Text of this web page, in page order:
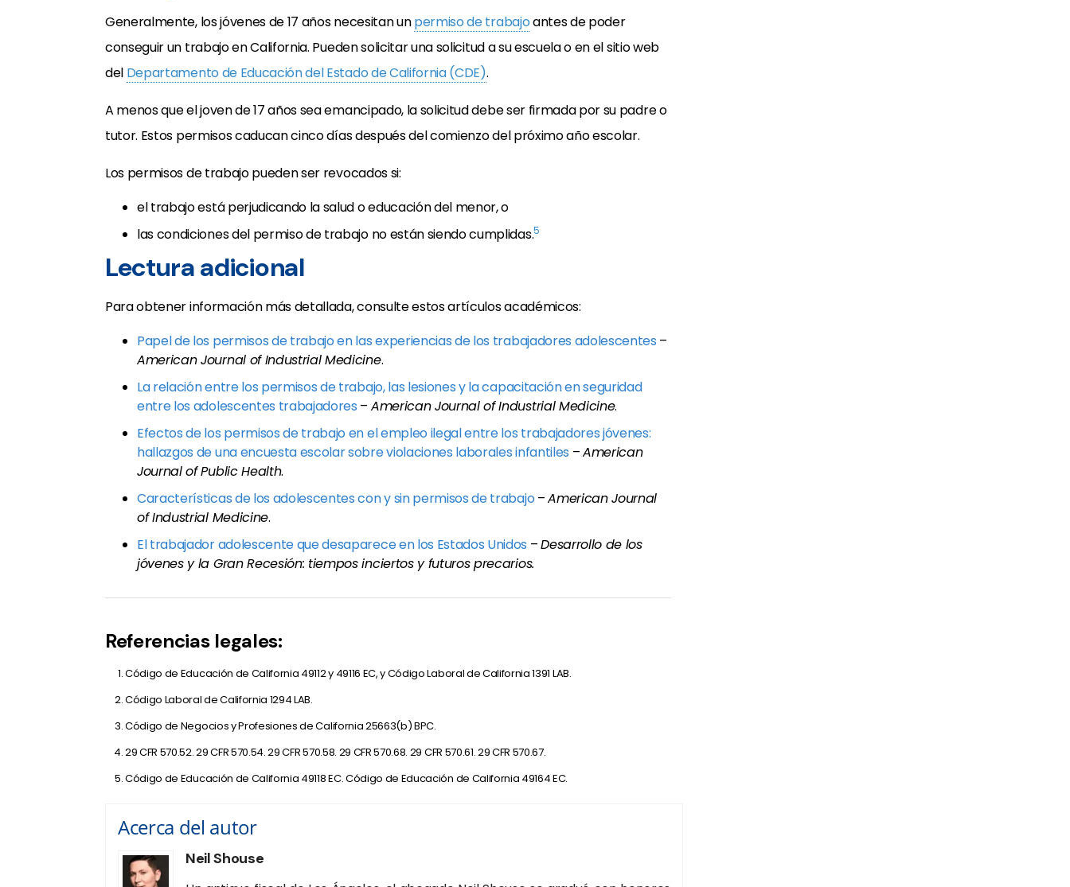
Generalmente, los jóvenes de 17 años necesitan unpermiso de trabajoantes de poder
conseguir un trabajo en California. Pueden solicitar una solicitud a su escuela o en el sitio web
del Departamento de Educación del Estado de California (CDE).
A menos que el joven de 17 años sea emancipado, la solicitud debe ser firmada por su padre o
tutor. Estos permisos caducan cinco días después del comienzo del próximo año escolar.
Los permisos de trabajo pueden ser revocados si:
el trabajo está perjudicando la salud o educación del menor, o
las condiciones del permiso de trabajo no están siendo cumplidas.5
Lectura adicional
Para obtener información más detallada, consulte estos artículos académicos:
Papel de los permisos de trabajo en las experiencias de los trabajadores adolescentes –
American Journal of Industrial Medicine.
La relación entre los permisos de trabajo, las lesiones y la capacitación en seguridad
entre los adolescentes trabajadores – American Journal of Industrial Medicine.
Efectos de los permisos de trabajo en el empleo ilegal entre los trabajadores jóvenes:
hallazgos de una encuesta escolar sobre violaciones laborales infantiles –American
Journal of Public Health.
Características de los adolescentes con y sin permisos de trabajo–American Journal
of Industrial Medicine.
El trabajador adolescente que desaparece en los Estados Unidos –Desarrollo de los
jóvenes y la Gran Recesión: tiempos inciertos y futuros precarios.
Referencias legales:
Código de Educación de California 49112 y 49116 EC, y Código Laboral de California 1391 LAB.
Código Laboral de California 1294 LAB.
Código de Negocios y Profesiones de California 25663(b) BPC.
29 CFR 570.52. 29 CFR 570.54. 29 CFR 570.58. 29 CFR 570.68. 29 CFR 570.61. 29 CFR 570.67.
Código de Educación de California 49118 EC. Código de Educación de California 49164 EC.
Acerca del autor
Neil Shouse